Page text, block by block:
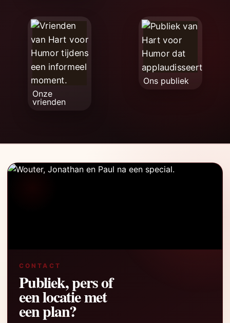
Onze
vrienden
Ons publiek
CONTACT
Publiek, pers of
een locatie met
een plan?